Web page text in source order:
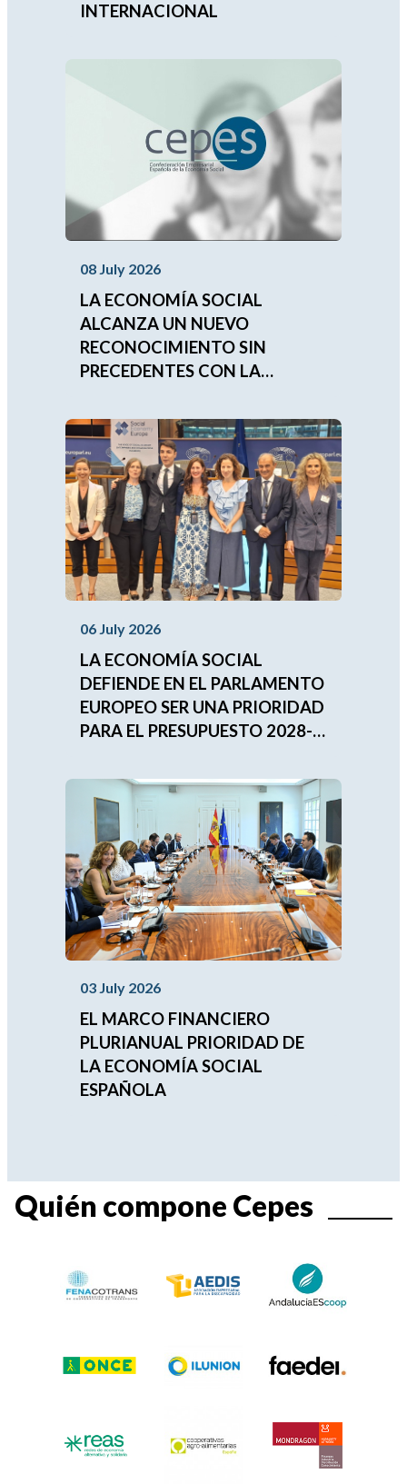
INTERNACIONAL
08 July 2026
LA ECONOMÍA SOCIAL
ALCANZA UN NUEVO
RECONOCIMIENTO SIN
PRECEDENTES CON LA
COMPROMISO
IBEROAMERICANO 2026-2030
06 July 2026
LA ECONOMÍA SOCIAL
DEFIENDE EN EL PARLAMENTO
EUROPEO SER UNA PRIORIDAD
PARA EL PRESUPUESTO 2028-
03 July 2026
EL MARCO FINANCIERO
PLURIANUAL PRIORIDAD DE
LA ECONOMÍA SOCIAL
ESPAÑOLA
Quién compone Cepes